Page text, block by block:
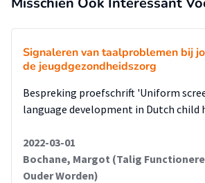
Signaleren van taalproblemen bij
de jeugdgezondheidszorg
Bespreking proefschrift 'Uniform
language development in Dutch
2022-03-01
Bochane, Margot (Talig
Ouder Worden)